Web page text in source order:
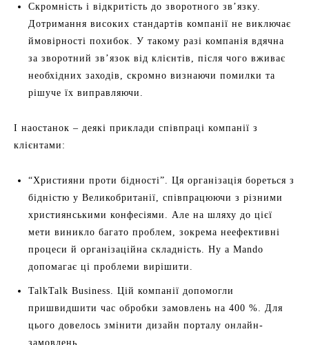
Скромність і відкритість до зворотного зв’язку.
Дотримання високих стандартів компанії не виключає
ймовірності похибок. У такому разі компанія вдячна
за зворотний зв’язок від клієнтів, після чого вживає
необхідних заходів, скромно визнаючи помилки та
рішуче їх виправляючи.
І наостанок – деякі приклади співпраці компанії з
клієнтами:
“Християни проти бідності”. Ця організація бореться з
бідністю у Великобританії, співпрацюючи з різними
християнськими конфесіями. Але на шляху до цієї
мети виникло багато проблем, зокрема неефективні
процеси й організаційна складність. Ну а Mando
допомагає ці проблеми вирішити.
TalkTalk Business. Цій компанії допомогли
пришвидшити час обробки замовлень на 400 %. Для
цього довелось змінити дизайн порталу онлайн-
замовлень.